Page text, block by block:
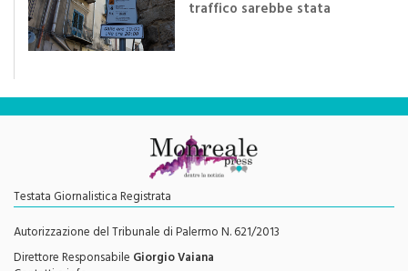
"Una rivoluzione del piano
Testata Giornalistica Registrata
Autorizzazione del Tribunale di Palermo N. 621/2013